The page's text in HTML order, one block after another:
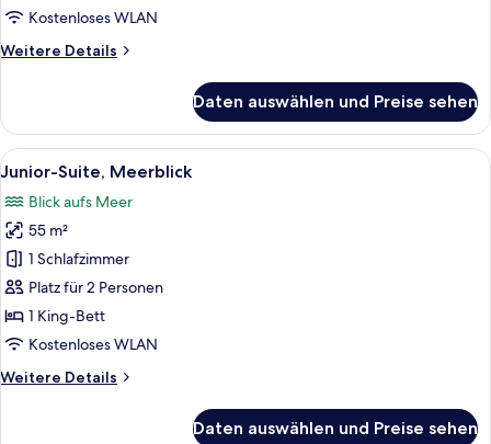
Kostenloses WLAN
Weitere Details
Weitere
Zimmer,
Meerblick
Daten auswählen und Preise sehen
Alle
Fotos
für
Junior-
Suite,
Meerblick
anzeigen
Ein Hotelzimmer mit violettem
2
Junior-Suite, Meerblick
Blick aufs Meer
55 m²
1 Schlafzimmer
Platz für 2 Personen
1 King-Bett
Kostenloses WLAN
Weitere Details
Weitere
Daten auswählen und Preise sehen